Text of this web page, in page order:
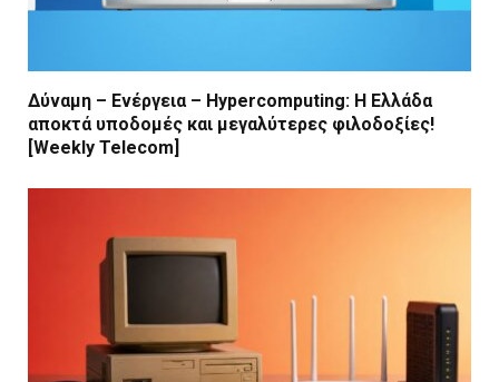
Δύναμη – Ενέργεια – Ηypercomputing: Η Ελλάδα
αποκτά υποδομές και μεγαλύτερες φιλοδοξίες!
[Weekly Telecom]